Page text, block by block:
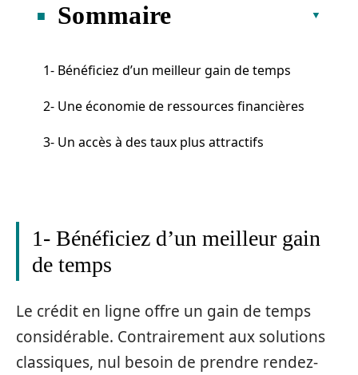
Sommaire
1- Bénéficiez d’un meilleur gain de temps
2- Une économie de ressources financières
3- Un accès à des taux plus attractifs
1- Bénéficiez d’un meilleur gain
de temps
Le crédit en ligne offre un gain de temps
considérable. Contrairement aux solutions
classiques, nul besoin de prendre rendez-